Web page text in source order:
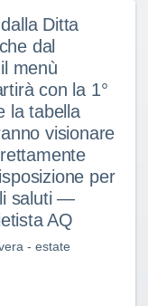
Ditta
dal
menù
con la 1°
la tabella
visionare
per
saluti —
AQ
- estate